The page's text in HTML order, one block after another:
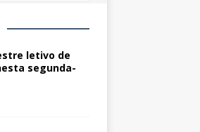
letivo de
segunda-